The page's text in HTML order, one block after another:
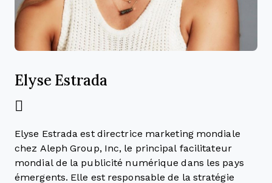
Elyse Estrada
Elyse Estrada est directrice marketing mondiale
chez Aleph Group, Inc, le principal facilitateur
mondial de la publicité numérique dans les pays
émergents. Elle est responsable de la stratégie